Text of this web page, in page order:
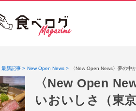
最新記事 New Open News 〈New Open News〉夢の中
〈New Open
いおいしさ（東